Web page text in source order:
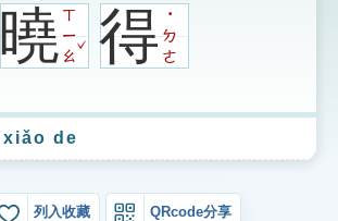
曉ㄒ
ㄧ
ㄠ
ˇ得 ˙
ㄉ
ㄜ
xiǎo de
列入收藏 QRcode分享